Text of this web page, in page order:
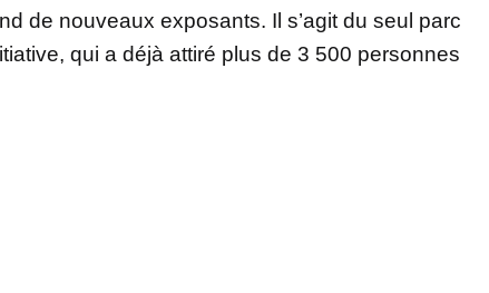
de nouveaux exposants. Il s’agit du seul parc
qui a déjà attiré plus de 3 500 personnes